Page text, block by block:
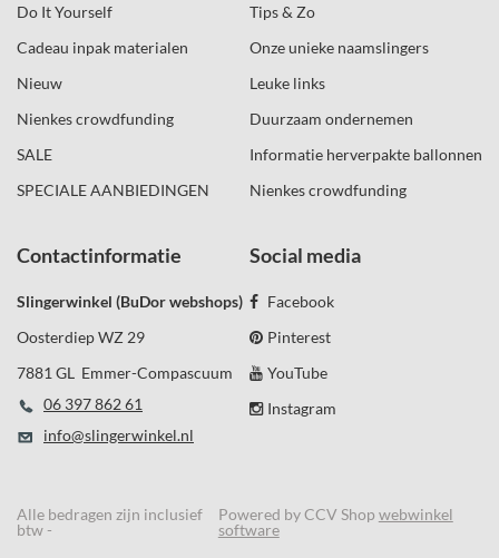
Do It Yourself
Cadeau inpak materialen
Nieuw
Nienkes crowdfunding
SALE
SPECIALE AANBIEDINGEN
Tips & Zo
Onze unieke naamslingers
Leuke links
Duurzaam ondernemen
Informatie herverpakte ballonnen
Nienkes crowdfunding
Contactinformatie
Slingerwinkel (BuDor webshops)
Oosterdiep WZ 29
7881 GL Emmer-Compascuum
06 397 862 61
info@slingerwinkel.nl
Social media
Facebook
Pinterest
YouTube
Instagram
Alle bedragen zijn inclusief
btw -
Powered by CCV Shop webwinkel
software